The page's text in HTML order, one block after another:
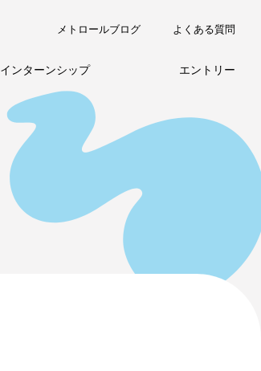
メトロールブログ よくある質問
インターンシップ エントリー